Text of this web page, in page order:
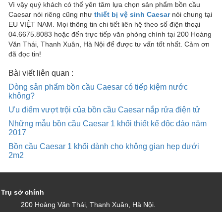
Vì vậy quý khách có thể yên tâm lựa chọn sản phẩm bồn cầu
Caesar nói riêng cũng như thiết bị vệ sinh Caesarnói chung tại
EU VIỆT NAM. Mọi thông tin chi tiết liên hệ theo số điện thoại
04.6675.8083 hoặc đến trực tiếp văn phòng chính tại 200 Hoàng
Văn Thái, Thanh Xuân, Hà Nội để được tư vấn tốt nhất. Cảm ơn
đã đọc tin!
Bài viết liên quan :
Dòng sản phẩm bồn cầu Caesar có tiếp kiệm nước
không?
Ưu điểm vượt trội của bồn cầu Caesar nắp rửa điện tử
Những mẫu bồn cầu Caesar 1 khối thiết kế độc đáo năm
2017
Bồn cầu Caesar 1 khối dành cho không gian hẹp dưới
2m2
Trụ sở chính
200 Hoàng Văn Thái, Thanh Xuân, Hà Nội.